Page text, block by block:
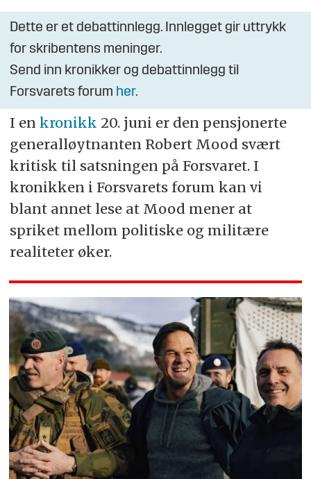
Dette er et debattinnlegg. Innlegget gir uttrykk
for skribentens meninger.
Send inn kronikker og debattinnlegg til
Forsvarets forum her.
I en kronikk 20. juni er den pensjonerte
generalløytnanten Robert Mood svært
kritisk til satsningen på Forsvaret. I
kronikken i Forsvarets forum kan vi
blant annet lese at Mood mener at
spriket mellom politiske og militære
realiteter øker.